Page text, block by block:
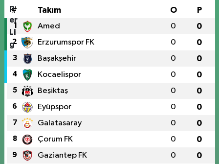
# Takım O P
1 Amed 0 0
2 Erzurumspor FK 0 0
3 Başakşehir 0 0
4 Kocaelispor 0 0
5 Beşiktaş 0 0
6 Eyüpspor 0 0
7 Galatasaray 0 0
8 Çorum FK 0 0
9 Gaziantep FK 0 0